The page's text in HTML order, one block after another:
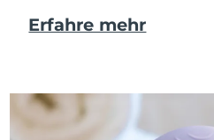
Erfahre mehr